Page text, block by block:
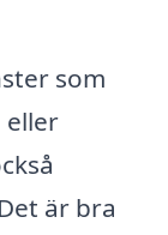
som
är bra